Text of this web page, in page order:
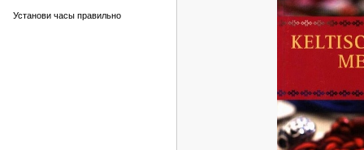
Установи часы правильно